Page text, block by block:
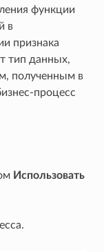
функции
в
признака
тип данных,
полученным в
процесс
Использовать